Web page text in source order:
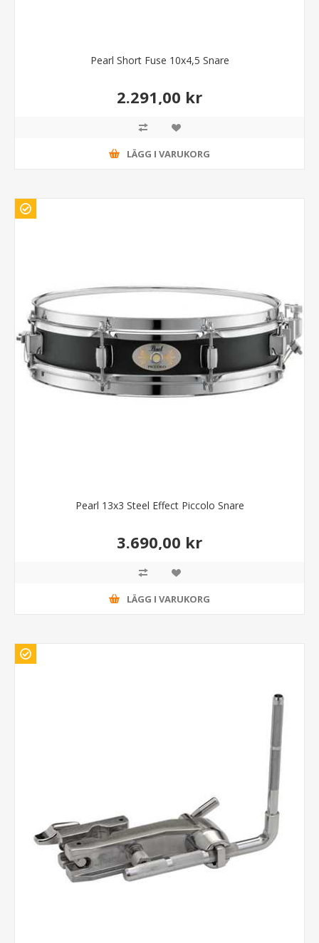
Pearl Short Fuse 10x4,5 Snare
2.291,00 kr
LÄGG I VARUKORG
Pearl 13x3 Steel Effect Piccolo Snare
3.690,00 kr
LÄGG I VARUKORG